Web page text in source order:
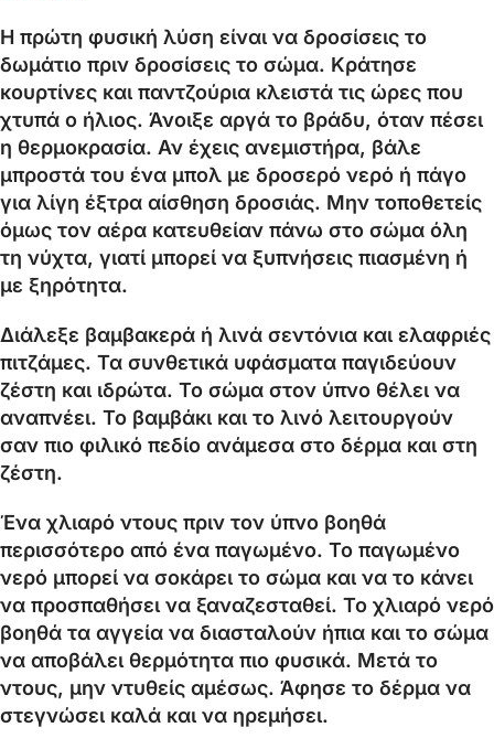
Η πρώτη φυσική λύση είναι να δροσίσεις το
δωμάτιο πριν δροσίσεις το σώμα. Κράτησε
κουρτίνες και παντζούρια κλειστά τις ώρες που
χτυπά ο ήλιος. Άνοιξε αργά το βράδυ, όταν πέσει
η θερμοκρασία. Αν έχεις ανεμιστήρα, βάλε
μπροστά του ένα μπολ με δροσερό νερό ή πάγο
για λίγη έξτρα αίσθηση δροσιάς. Μην τοποθετείς
όμως τον αέρα κατευθείαν πάνω στο σώμα όλη
τη νύχτα, γιατί μπορεί να ξυπνήσεις πιασμένη ή
με ξηρότητα.
Διάλεξε βαμβακερά ή λινά σεντόνια και ελαφριές
πιτζάμες. Τα συνθετικά υφάσματα παγιδεύουν
ζέστη και ιδρώτα. Το σώμα στον ύπνο θέλει να
αναπνέει. Το βαμβάκι και το λινό λειτουργούν
σαν πιο φιλικό πεδίο ανάμεσα στο δέρμα και στη
ζέστη.
Ένα χλιαρό ντους πριν τον ύπνο βοηθά
περισσότερο από ένα παγωμένο. Το παγωμένο
νερό μπορεί να σοκάρει το σώμα και να το κάνει
να προσπαθήσει να ξαναζεσταθεί. Το χλιαρό νερό
βοηθά τα αγγεία να διασταλούν ήπια και το σώμα
να αποβάλει θερμότητα πιο φυσικά. Μετά το
ντους, μην ντυθείς αμέσως. Άφησε το δέρμα να
στεγνώσει καλά και να ηρεμήσει.